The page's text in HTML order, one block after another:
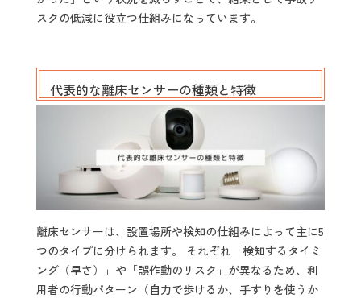
スクの低減に役立つ仕組みになっています。
代表的な離床センサーの種類と特徴
離床センサーは、設置場所や検知の仕組みによって主に5
つのタイプに分けられます。 それぞれ「検知するタイミ
ング（早さ）」や「誤作動のリスク」が異なるため、利
用者の行動パターン（自力で歩けるか、手すりを使うか